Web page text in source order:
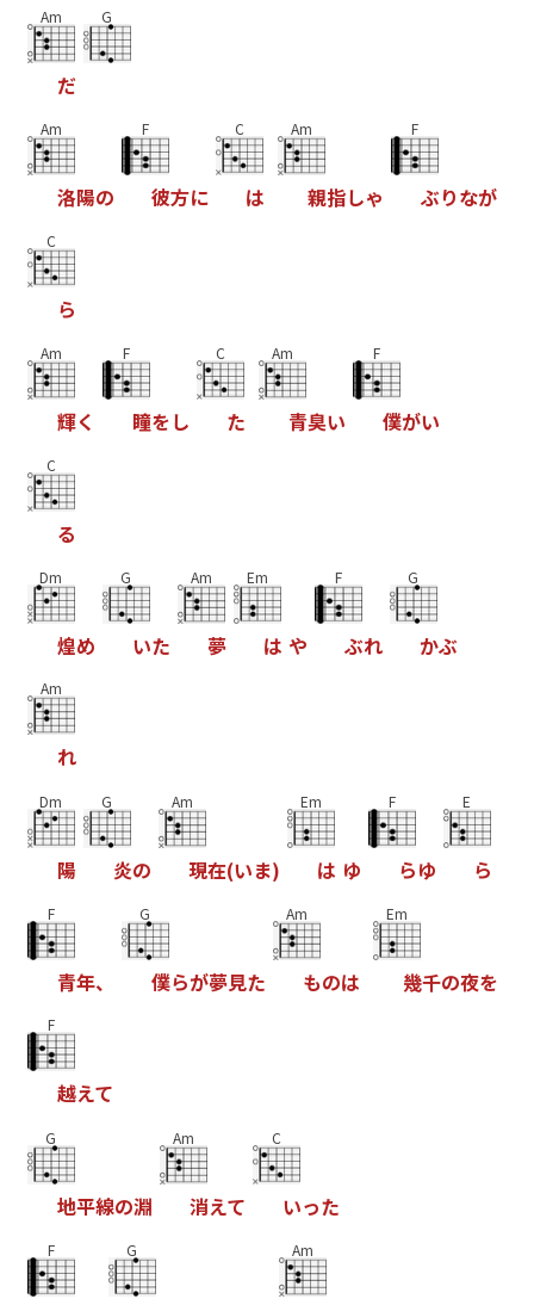
Am
だ
G
Am
洛陽の
F
彼方に
C
は
Am
親指しゃ
F
ぶりなが
C
ら
Am
輝く
F
瞳をし
C
た
Am
青臭い
F
僕がい
C
る
Dm
煌め
G
いた
Am
夢
Em
は や
F
ぶれ
G
かぶ
Am
れ
Dm
陽
G
炎の
Am
現在(いま)
Em
は ゆ
F
らゆ
E
ら
F
青年、
G
僕らが夢見た
Am
ものは
Em
幾千の夜を
F
越えて
G
地平線の淵
Am
消えて
C
いった
F G Am